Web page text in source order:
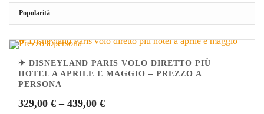
✈ DISNEYLAND PARIS VOLO DIRETTO PIÙ
HOTEL A APRILE E MAGGIO – PREZZO A
PERSONA
329,00 € – 439,00 €